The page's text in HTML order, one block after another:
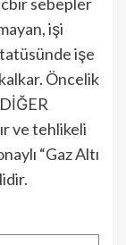
işi
işe
Öncelik
ve tehlikeli
“Gaz Altı